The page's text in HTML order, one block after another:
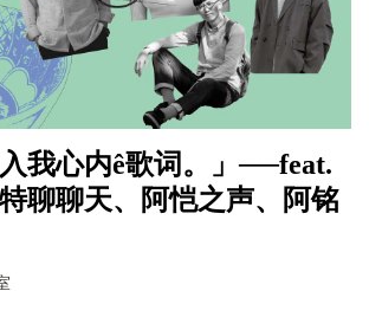
入我心内ê歌词。」──feat.
聊聊天、阿恺之声、阿铭